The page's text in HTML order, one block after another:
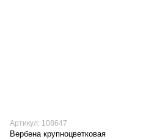
Артикул: 108647
Вербена крупноцветковая